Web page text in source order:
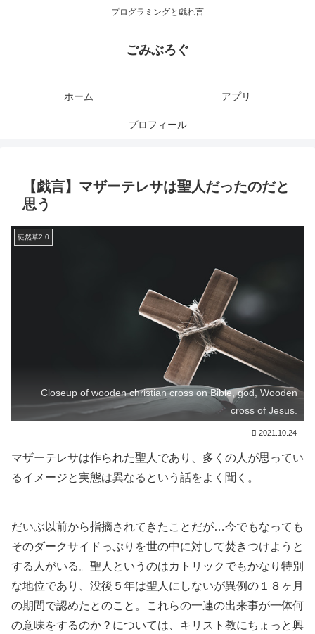
プログラミングと戯れ言
ごみぶろぐ
ホーム アプリ
プロフィール
【戯言】マザーテレサは聖人だったのだと
思う
徒然草2.0
Closeup of wooden christian cross on Bible, god, Wooden
cross of Jesus.
2021.10.24
マザーテレサは作られた聖人であり、多くの人が思ってい
るイメージと実態は異なるという話をよく聞く。
だいぶ以前から指摘されてきたことだが…今でもなっても
そのダークサイドっぷりを世の中に対して焚きつけようと
する人がいる。聖人というのはカトリックでもかなり特別
な地位であり、没後５年は聖人にしないが異例の１８ヶ月
の期間で認めたとのこと。これらの一連の出来事が一体何
の意味をするのか？については、キリスト教にちょっと興